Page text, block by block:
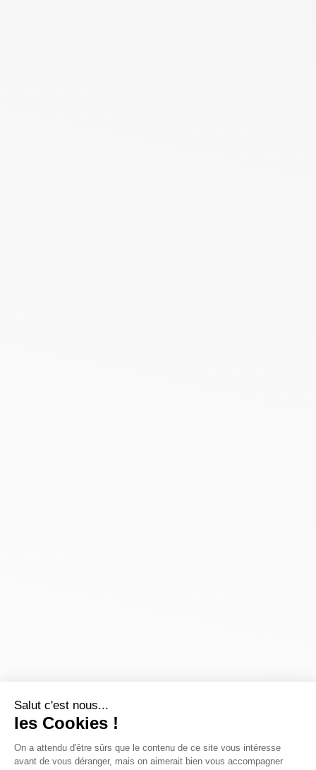
Salut c'est nous...
les Cookies !
On a attendu d'être sûrs que le contenu de ce site vous intéresse
avant de vous déranger, mais on aimerait bien vous accompagner